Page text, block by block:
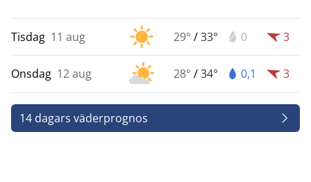
Tisdag 11 aug 29° /33° 0 3
Onsdag 12 aug 28° /34° 0,1 3
14 dagars väderprognos